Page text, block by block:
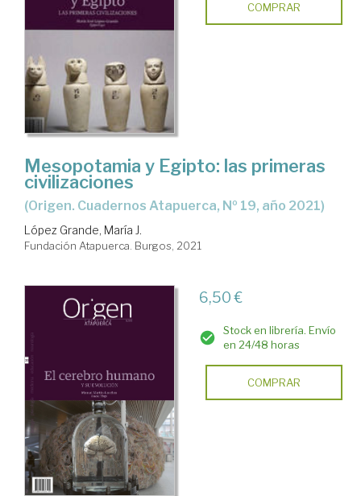
COMPRAR
Mesopotamia y Egipto: las primeras
civilizaciones
(Origen. Cuadernos Atapuerca, Nº 19, año 2021)
López Grande, María J.
Fundación Atapuerca. Burgos, 2021
6,50 €
Stock en librería. Envío
en 24/48 horas
COMPRAR